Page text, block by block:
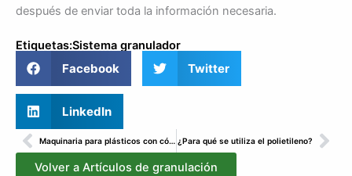
después de enviar toda la información necesaria.
Etiquetas:Sistema granulador
Facebook Twitter
LinkedIn
Anterior Maquinaria para plásticos con código HTS ¿Para qué se utiliza el polietileno?
Volver a Artículos de granulación